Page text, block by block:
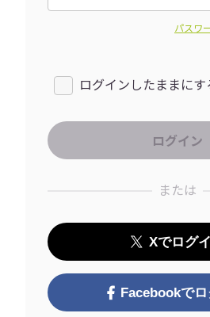
パスワ
ログインしたままにす
または
Xでログ
Facebookで